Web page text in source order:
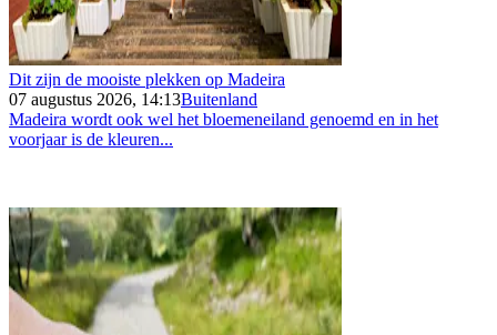
Dit zijn de mooiste plekken op Madeira
07 augustus 2026, 14:13Buitenland
Madeira wordt ook wel het bloemeneiland genoemd en in het
voorjaar is de kleuren...